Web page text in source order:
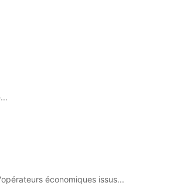
économiques issus...